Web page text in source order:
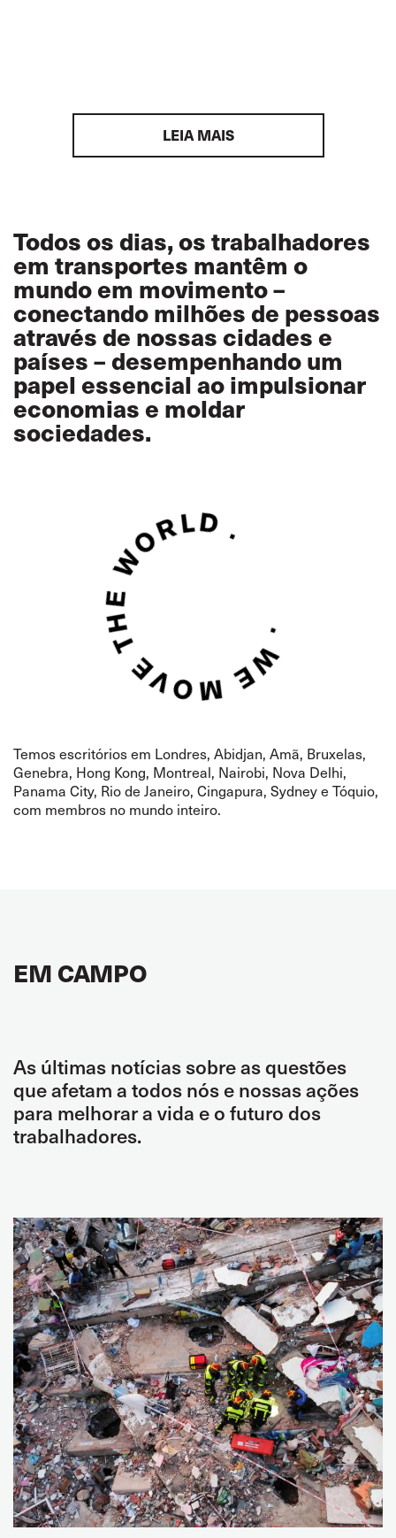
LEIA MAIS
Todos os dias, os trabalhadores
em transportes mantêm o
mundo em movimento –
conectando milhões de pessoas
através de nossas cidades e
países – desempenhando um
papel essencial ao impulsionar
economias e moldar
sociedades.
Temos escritórios em Londres, Abidjan, Amã, Bruxelas,
Genebra, Hong Kong, Montreal, Nairobi, Nova Delhi,
Panama City, Rio de Janeiro, Cingapura, Sydney e Tóquio,
com membros no mundo inteiro.
EM CAMPO
As últimas notícias sobre as questões
que afetam a todos nós e nossas ações
para melhorar a vida e o futuro dos
trabalhadores.